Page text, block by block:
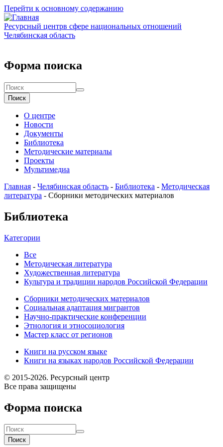
Перейти к основному содержанию
Ресурсный центрв сфере национальных отношений
Челябинская область
Форма поиска
Поиск
О центре
Новости
Документы
Библиотека
Методические материалы
Проекты
Мультимедиа
Главная - Челябинская область - Библиотека - Методическая
литература - Сборники методических материалов
Библиотека
Категории
Все
Методическая литература
Художественная литература
Культура и традиции народов Российской Федерации
Сборники методических материалов
Социальная адаптация мигрантов
Научно-практические конференции
Этнология и этносоциология
Мастер класс от регионов
Книги на русском языке
Книги на языках народов Российской Федерации
© 2015-2026. Ресурсный центр
Все права защищены
Форма поиска
Поиск